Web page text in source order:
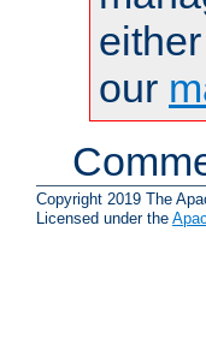
our
Copyright 2019 The
Licensed under the